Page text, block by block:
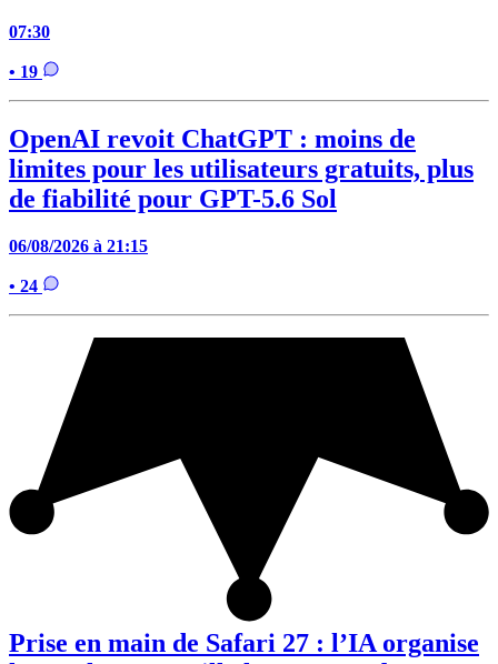
07:30
• 19
OpenAI revoit ChatGPT : moins de
limites pour les utilisateurs gratuits, plus
de fiabilité pour GPT-5.6 Sol
06/08/2026 à 21:15
• 24
Prise en main de Safari 27 : l’IA organise